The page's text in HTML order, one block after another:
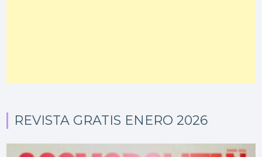
REVISTA GRATIS ENERO 2026